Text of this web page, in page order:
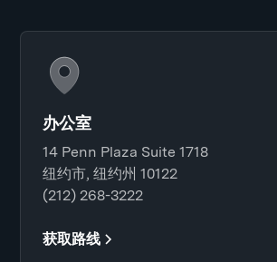
办公室
14 Penn Plaza Suite 1718
纽约市, 纽约州 10122
(212) 268-3222
获取路线